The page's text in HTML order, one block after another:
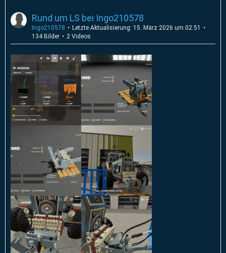
Rund um LS bei Ingo210578
Ingo210578 Letzte Aktualisierung: 15. März 2026 um 02:51
134 Bilder
2 Videos